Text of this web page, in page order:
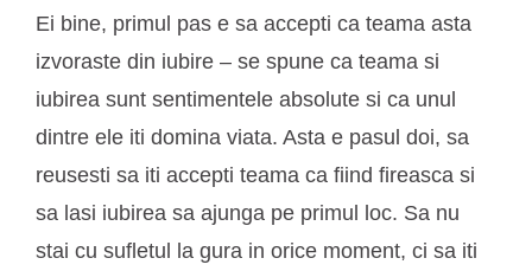
Ei bine, primul pas e sa accepti ca teama asta
izvoraste din iubire – se spune ca teama si
iubirea sunt sentimentele absolute si ca unul
dintre ele iti domina viata. Asta e pasul doi, sa
reusesti sa iti accepti teama ca fiind fireasca si
sa lasi iubirea sa ajunga pe primul loc. Sa nu
stai cu sufletul la gura in orice moment, ci sa iti